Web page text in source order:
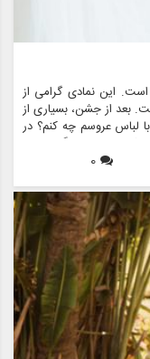
این نمادی گرامی از
بعد از جشن، بسیاری از
لباس عروسم چه کنم؟ در
برخی دیگر ترجیح
حفظ کنند. در این
اید، باقی می ماند.
مانند مزون چرخچی می
کمک کنند.
0